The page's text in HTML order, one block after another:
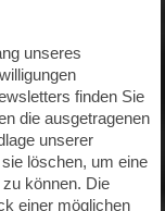
unseres
finden Sie
die ausgetragenen
unserer
löschen, um eine
können. Die
einer möglichen